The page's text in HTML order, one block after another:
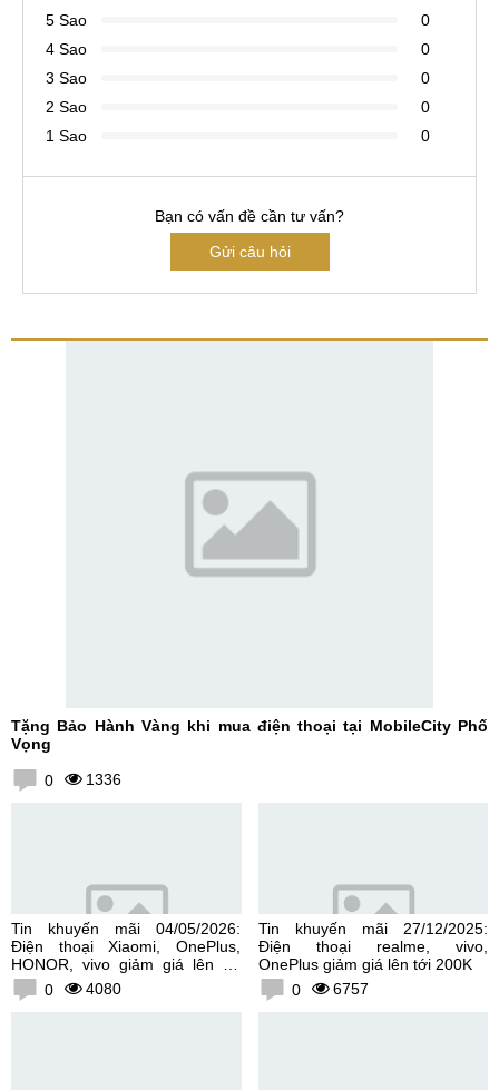
5 Sao
0
4 Sao
0
3 Sao
0
2 Sao
0
1 Sao
0
Bạn có vấn đề cần tư vấn?
Gửi câu hỏi
Tặng Bảo Hành Vàng khi mua điện thoại tại MobileCity Phố
Vọng
0 1336
Tin khuyến mãi 04/05/2026:
Điện thoại Xiaomi, OnePlus,
HONOR, vivo giảm giá lên tới
300K0 4080
Tin khuyến mãi 27/12/2025:
Điện thoại realme, vivo,
OnePlus giảm giá lên tới 200K
0
6757